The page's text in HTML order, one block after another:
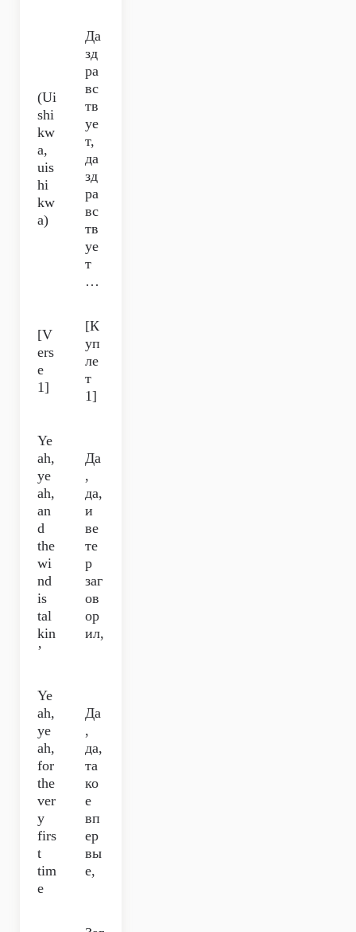
(Ui
shi
kw
a,
uis
hi
kw
a)
Да
зд
ра
вс
тв
уе
т,
да
зд
ра
вс
тв
уе
т
…
[V
ers
e
1]
[К
уп
ле
т
1]
Ye
ah,
ye
ah,
an
d
the
wi
nd
is
tal
kin
’
Да
,
да,
и
ве
те
р
заг
ов
ор
ил,
Ye
ah,
ye
ah,
for
the
ver
y
firs
t
tim
e
Да
,
да,
та
ко
е
вп
ер
вы
е,